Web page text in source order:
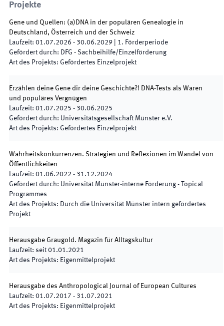
Projekte
Gene und Quellen: (a)DNA in der populären Genealogie in
Deutschland, Österreich und der Schweiz
Laufzeit: 01.07.2026 - 30.06.2029 1. Förderperiode
Gefördert durch: DFG - Sachbeihilfe/Einzelförderung
Art des Projekts: Gefördertes Einzelprojekt
Erzählen deine Gene dir deine Geschichte?! DNA-Tests als Waren
und populäres Vergnügen
Laufzeit: 01.07.2025 - 30.06.2025
Gefördert durch: Universitätsgesellschaft Münster e.V.
Art des Projekts: Gefördertes Einzelprojekt
Wahrheitskonkurrenzen. Strategien und Reflexionen im Wandel von
Öffentlichkeiten
Laufzeit: 01.06.2022 - 31.12.2024
Gefördert durch: Universität Münster-interne Förderung - Topical
Programmes
Art des Projekts: Durch die Universität Münster intern gefördertes
Projekt
Herausgabe Graugold. Magazin für Alltagskultur
Laufzeit: seit 01.01.2021
Art des Projekts: Eigenmittelprojekt
Herausgabe des Anthropological Journal of European Cultures
Laufzeit: 01.07.2017 - 31.07.2021
Art des Projekts: Eigenmittelprojekt